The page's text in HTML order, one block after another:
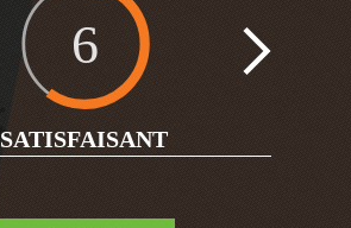
6
SATISFAISANT